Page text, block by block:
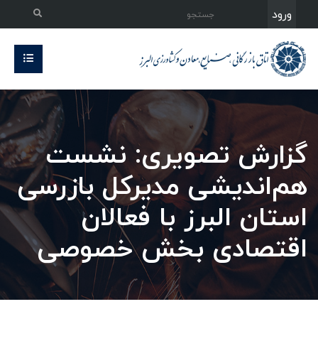
ورود
گزارش تصویری: نشست
هم‌اندیشی مدیرکل بازرسی
استان البرز با فعالان
اقتصادی بخش خصوصی